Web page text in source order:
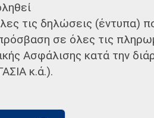
τις δηλώσεις (έντυπα)
σε όλες τις
Ασφάλισης κατά την
κ.ά.).